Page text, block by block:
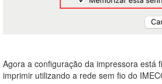
Agora a configuração da impressora está
imprimir utilizando a rede sem fio do